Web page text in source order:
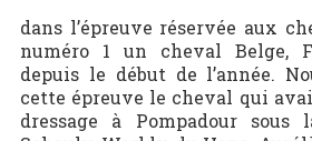
dans l’épreuve réservée aux
numéro 1 un cheval Belge,
depuis le début de l’année.
cette épreuve le cheval qui
dressage à Pompadour